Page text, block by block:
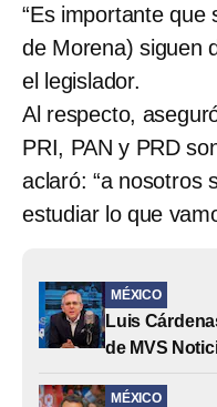
“Es importante que
de Morena) siguen
el legislador.
Al respecto,
PRI, PAN y PRD
aclaró: “a nosotros
estudiar lo que
MÉXICO
Luis
de MVS
MÉXICO